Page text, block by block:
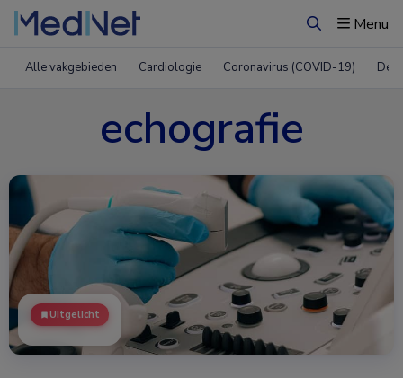
ZoekenMenu
Alle vakgebieden Cardiologie Coronavirus (COVID-19)
echografie
Uitgelicht